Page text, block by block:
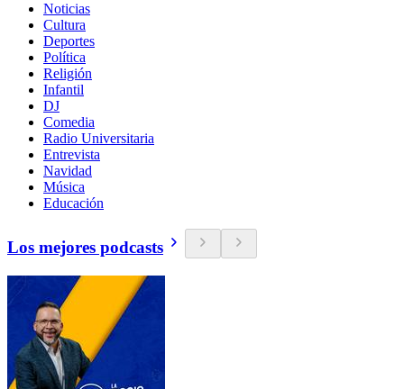
Noticias
Cultura
Deportes
Política
Religión
Infantil
DJ
Comedia
Radio Universitaria
Entrevista
Navidad
Música
Educación
Los mejores podcasts